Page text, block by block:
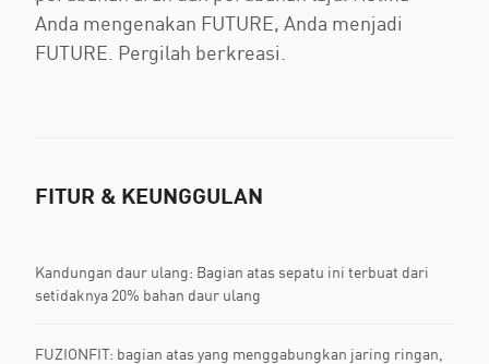
Anda mengenakan FUTURE, Anda menjadi
FUTURE. Pergilah berkreasi.
FITUR & KEUNGGULAN
Kandungan daur ulang: Bagian atas sepatu ini terbuat dari
setidaknya 20% bahan daur ulang
FUZIONFIT: bagian atas yang menggabungkan jaring ringan,